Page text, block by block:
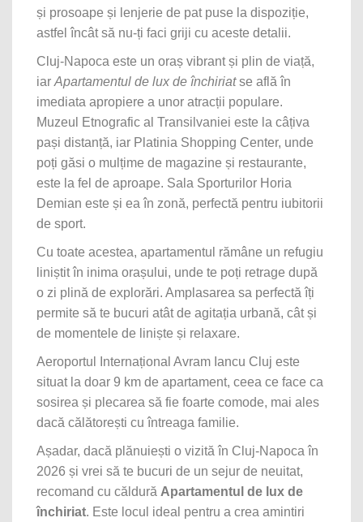
și prosoape și lenjerie de pat puse la dispoziție,
astfel încât să nu-ți faci griji cu aceste detalii.
Cluj-Napoca este un oraș vibrant și plin de viață,
iar Apartamentul de lux de închiriatse află în
imediata apropiere a unor atracții populare.
Muzeul Etnografic al Transilvaniei este la câțiva
pași distanță, iar Platinia Shopping Center, unde
poți găsi o mulțime de magazine și restaurante,
este la fel de aproape. Sala Sporturilor Horia
Demian este și ea în zonă, perfectă pentru iubitorii
de sport.
Cu toate acestea, apartamentul rămâne un refugiu
liniștit în inima orașului, unde te poți retrage după
o zi plină de explorări. Amplasarea sa perfectă îți
permite să te bucuri atât de agitația urbană, cât și
de momentele de liniște și relaxare.
Aeroportul Internațional Avram Iancu Cluj este
situat la doar 9 km de apartament, ceea ce face ca
sosirea și plecarea să fie foarte comode, mai ales
dacă călătorești cu întreaga familie.
Așadar, dacă plănuiești o vizită în Cluj-Napoca în
2026 și vrei să te bucuri de un sejur de neuitat,
recomand cu căldură Apartamentul de lux de
închiriat. Este locul ideal pentru a crea amintiri